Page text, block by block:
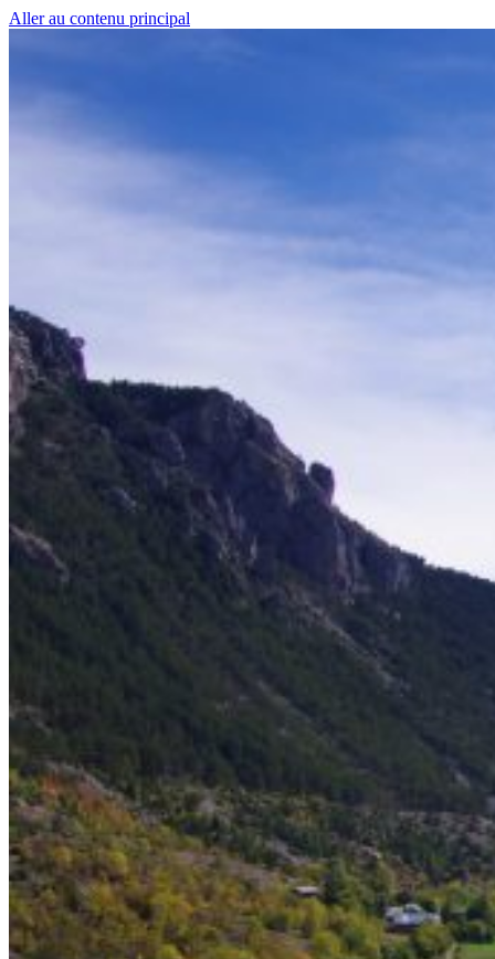
Aller au contenu principal